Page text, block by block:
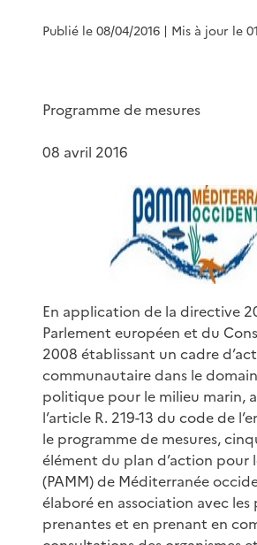
Publié le 08/04/2016 | Mis à jour le
Programme de mesures
08 avril 2016
En application de la directive
Parlement européen et du
2008 établissant un cadre
communautaire dans le
politique pour le milieu marin,
l’article R. 219-13 du code de
le programme de mesures,
élément du plan d’action pour
(PAMM) de Méditerranée
élaboré en association avec les
prenantes et en prenant en